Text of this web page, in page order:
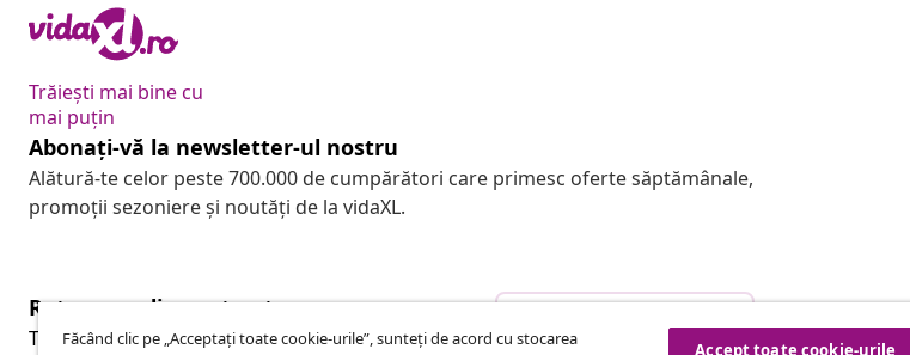
Trăiești mai bine cu
mai puțin
Abonați-vă la newsletter-ul nostru
Alătură-te celor peste 700.000 de cumpărători care primesc oferte săptămânale,
promoții sezoniere și noutăți de la vidaXL.
Retragere din contract
Trimite o cerere de retragere pentru comanda ta.
Retragere din contract
Făcând clic pe „Acceptați toate cookie-urile”, sunteți de acord cu stocarea
Accept toate cookie-urile